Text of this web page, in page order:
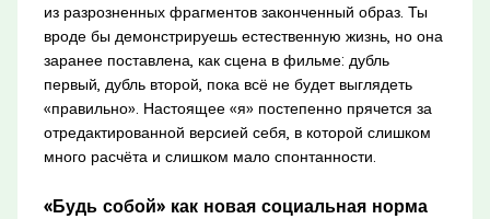
из разрозненных фрагментов законченный образ. Ты
вроде бы демонстрируешь естественную жизнь, но она
заранее поставлена, как сцена в фильме: дубль
первый, дубль второй, пока всё не будет выглядеть
«правильно». Настоящее «я» постепенно прячется за
отредактированной версией себя, в которой слишком
много расчёта и слишком мало спонтанности.
«Будь собой» как новая социальная норма